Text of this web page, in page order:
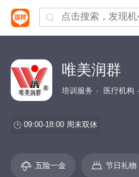
唯美润群
培训服务 医疗机构
09:00-18:00 周末双休
五险一金 节日礼物